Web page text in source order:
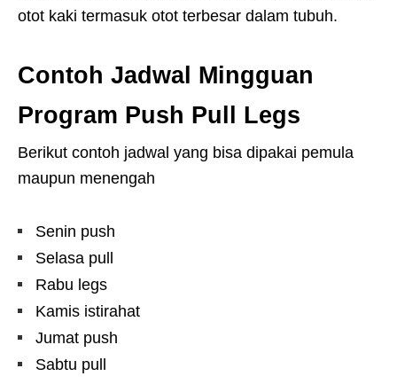
otot kaki termasuk otot terbesar dalam tubuh.
Contoh Jadwal Mingguan
Program Push Pull Legs
Berikut contoh jadwal yang bisa dipakai pemula
maupun menengah
Senin push
Selasa pull
Rabu legs
Kamis istirahat
Jumat push
Sabtu pull